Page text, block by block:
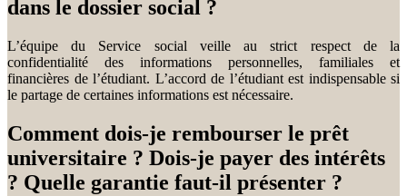
dans le dossier social ?
L’équipe du Service social veille au strict respect de la
confidentialité des informations personnelles, familiales et
financières de l’étudiant. L’accord de l’étudiant est indispensable si
le partage de certaines informations est nécessaire.
Comment dois-je rembourser le prêt
universitaire ? Dois-je payer des intérêts
? Quelle garantie faut-il présenter ?